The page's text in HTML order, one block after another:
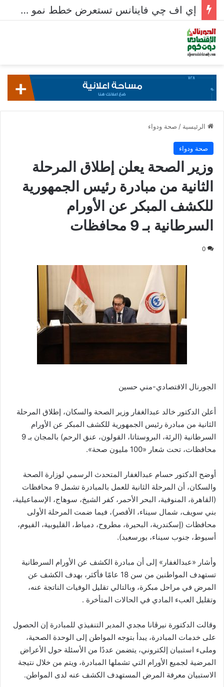
إي اف چي فاينانس تستعرض خطط نمو «بلد» لتعزيز حضورها في سوق تحويلات المصريين بالخارج
الرئيسية / صحة ودواء
صحة ودواء
وزير الصحة يعلن إطلاق المرحلة
الثانية من مبادرة رئيس الجمهورية
للكشف المبكر عن الأورام
السرطانية بـ 9 محافظات
0
الجورنال الاقتصادي-مني حسين
أعلن الدكتور خالد عبدالغفار وزير الصحة والسكان، إطلاق المرحلة
الثانية من مبادرة رئيس الجمهورية للكشف المبكر عن الأورام
السرطانية (الرئة، البروستاتا، القولون، عنق الرحم) بالمجان بـ 9
محافظات، تحت شعار «100 مليون صحة».
أوضح الدكتور حسام عبدالغفار المتحدث الرسمي لوزارة الصحة
والسكان، أن المرحلة الثانية للعمل بالمبادرة تشمل 9 محافظات
(القاهرة، المنوفية، البحر الأحمر، كفر الشيخ، سوهاج، الإسماعيلية،
بني سويف، شمال سيناء، الأقصر)، فيما ضمت المرحلة الأولى
محافظات (إسكندرية، البحيرة، مطروح، دمياط، القليوبية، الفيوم،
أسيوط، جنوب سيناء، بورسعيد).
وأشار «عبدالغفار» إلى أن مبادرة الكشف عن الأورام السرطانية
تستهدف المواطنين من سن 18 عامًا فأكثر، بهدف الكشف عن
المرض في مراحل مبكرة، وبالتالي تقليل الوفيات الناتجة عنه،
وتقليل العبء المادي في الحالات المتأخرة .
وقالت الدكتورة نيرڤانا مجدي المدير التنفيذي للمبادرة إن الحصول
على خدمات المبادرة، يبدأ بتوجه المواطن إلى الوحدة الصحية،
وملىء استبيان إلكتروني، يتضمن عددًا من الأسئلة حول الأعراض
المرضية لجميع الأورام التي تشملها المبادرة، ويتم من خلال نتيجة
الاستبيان معرفة المرض المستهدف الكشف عنه لدى المواطن.